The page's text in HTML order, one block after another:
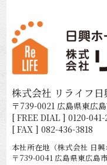
株式会社 リライフ日
〒739-0021 広島県東広
[ FREE DIAL ]0120-041-
[ FAX ] 082-436-3818
本社所在地（株式会社 日興
〒739-0041 広島県東広島